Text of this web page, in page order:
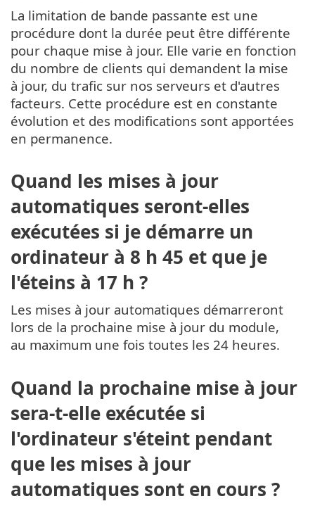
La limitation de bande passante est une
procédure dont la durée peut être différente
pour chaque mise à jour. Elle varie en fonction
du nombre de clients qui demandent la mise
à jour, du trafic sur nos serveurs et d'autres
facteurs. Cette procédure est en constante
évolution et des modifications sont apportées
en permanence.
Quand les mises à jour
automatiques seront-elles
exécutées si je démarre un
ordinateur à 8 h 45 et que je
l'éteins à 17 h ?
Les mises à jour automatiques démarreront
lors de la prochaine mise à jour du module,
au maximum une fois toutes les 24 heures.
Quand la prochaine mise à jour
sera-t-elle exécutée si
l'ordinateur s'éteint pendant
que les mises à jour
automatiques sont en cours ?